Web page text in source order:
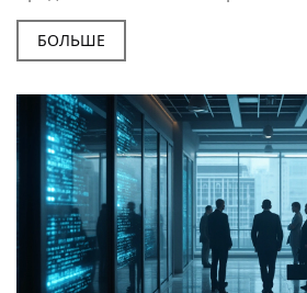
может помочь совершать
эффективные операции. В
различные типы переводов, их
лиц, так и для бизнеса.
БОЛЬШЕ